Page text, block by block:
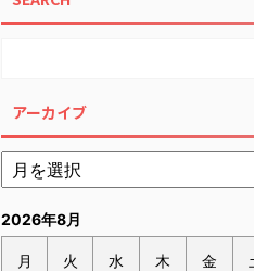
アーカイブ
2026年8月
月 火 水 木 金